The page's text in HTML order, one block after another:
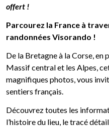
offert !
Parcourez la France à
randonnées Visorando !
De la Bretagne à la Corse, en
Massif central et les Alpes,
magnifiques photos, vous
sentiers français.
Découvrez toutes les
l’histoire du lieu, le tracé